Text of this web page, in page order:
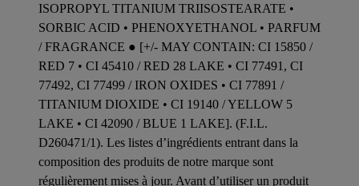
ISOPROPYL TITANIUM TRIISOSTEARATE •
SORBIC ACID • PHENOXYETHANOL • PARFUM
/ FRAGRANCE ● [+/- MAY CONTAIN: CI 15850 /
RED 7 • CI 45410 / RED 28 LAKE • CI 77491, CI
77492, CI 77499 / IRON OXIDES • CI 77891 /
TITANIUM DIOXIDE • CI 19140 / YELLOW 5
LAKE • CI 42090 / BLUE 1 LAKE]. (F.I.L.
D260471/1). Les listes d’ingrédients entrant dans la
composition des produits de notre marque sont
régulièrement mises à jour. Avant d’utiliser un produit